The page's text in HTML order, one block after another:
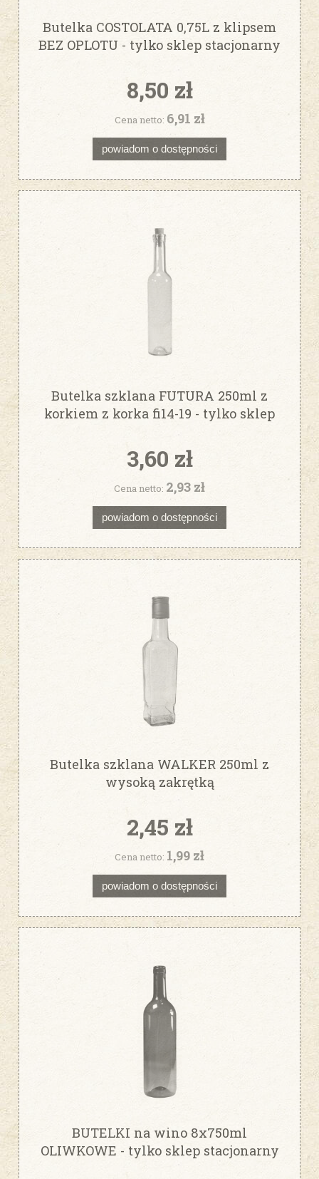
Butelka COSTOLATA 0,75L z klipsem
BEZ OPLOTU - tylko sklep stacjonarny
8,50 zł
Cena netto: 6,91 zł
powiadom o dostępności
Butelka szklana FUTURA 250ml z
korkiem z korka fi14-19 - tylko sklep
3,60 zł
Cena netto: 2,93 zł
powiadom o dostępności
Butelka szklana WALKER 250ml z
wysoką zakrętką
2,45 zł
Cena netto: 1,99 zł
powiadom o dostępności
BUTELKI na wino 8x750ml
OLIWKOWE - tylko sklep stacjonarny